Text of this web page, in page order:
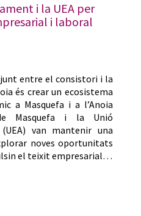
i la UEA per
i laboral
entre el consistori i la
és crear un ecosistema
a Masquefa i a l’Anoia
Masquefa i la Unió
van mantenir una
noves oportunitats
el teixit empresarial…